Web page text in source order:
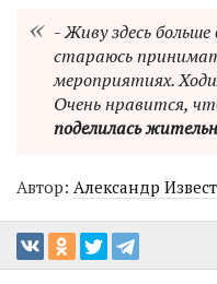
- Живу здесь
стараюсь
мероприятиях.
Очень нравится,
поделилась
Автор: Александр